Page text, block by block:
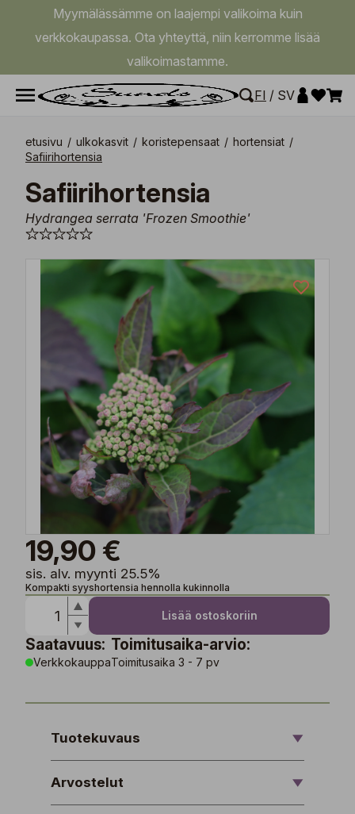
Myymälässämme on laajempi valikoima kuin
verkkokaupassa. Ota yhteyttä, niin kerromme lisää
valikoimastamme.
FI / SV
etusivu / ulkokasvit / koristepensaat / hortensiat /
Safiirihortensia
Safiirihortensia
Hydrangea serrata 'Frozen Smoothie'
19,90 €
sis. alv. myynti 25.5%
Kompakti syyshortensia hennolla kukinnolla
Lisää ostoskoriin
Saatavuus:
Verkkokauppa
Toimitusaika-arvio:
Toimitusaika 3 - 7 pv
Tuotekuvaus
Arvostelut